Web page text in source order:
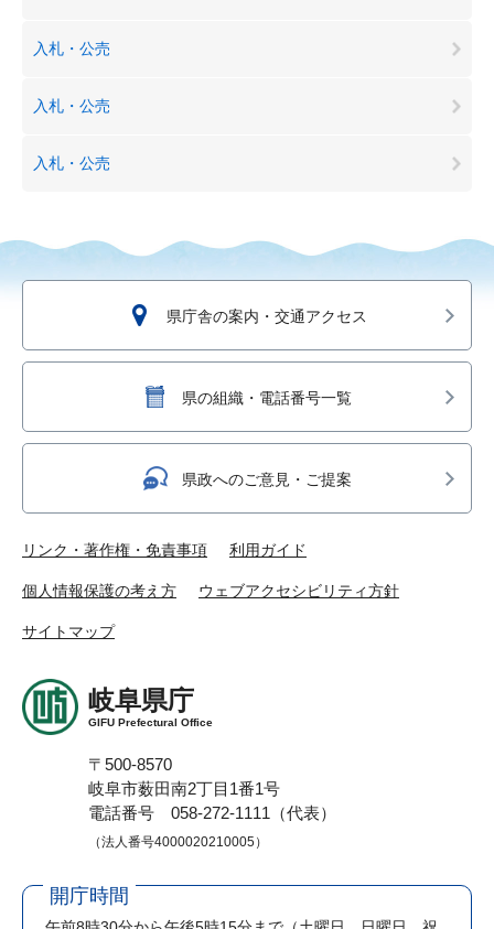
入札・公売
入札・公売
入札・公売
県庁舎の案内・交通アクセス
県の組織・電話番号一覧
県政へのご意見・ご提案
リンク・著作権・免責事項 利用ガイド
個人情報保護の考え方 ウェブアクセシビリティ方針
サイトマップ
岐阜県庁
GIFU Prefectural Office
〒500-8570
岐阜市薮田南2丁目1番1号
電話番号 058-272-1111（代表）
（法人番号4000020210005）
開庁時間